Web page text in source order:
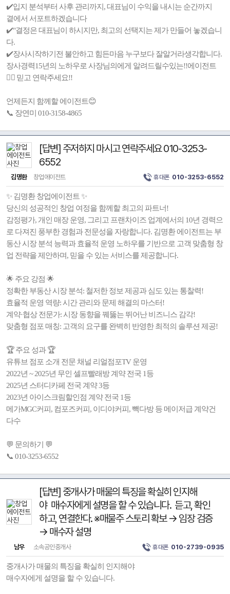
✔️입지 분석부터 사후 관리까지, 대표님이 수익을 내시는 순간까지
곁에서 서포트하겠습니다
✔️"결정은 대표님이 하시지만, 최고의 선택지는 제가 만들어 놓겠습니
다.
✔️장사시작하기전 불안하고 힘든마음 누구보다 잘알거라생각합니다.
장사경력15년의 노하우로 사장님의에게 알려드릴수있는!!에이전트
🙋‍♀️ 믿고 연락주세요!!
언제든지 함께할 에이전트😊
📞 장연미 010-3158-4865
[답변] 주저하지 마시고 연락주세요 010-3253-
6552
김명환 창업에이전트 휴대폰 010-3253-6552
✨ 김명환 창업에이전트 ✨
당신의 성공적인 창업 여정을 함께할 최고의 파트너!
감정평가, 개인 매장 운영, 그리고 프랜차이즈 업계에서의 10년 경력으
로 다져진 풍부한 경험과 전문성을 자랑합니다. 김명환 에이전트는 부
동산 시장 분석 능력과 효율적 운영 노하우를 기반으로 고객 맞춤형 창
업 전략을 제안하며, 믿을 수 있는 서비스를 제공합니다.
🌟 주요 강점 🌟
정확한 부동산 시장 분석: 철저한 정보 제공과 심도 있는 통찰력!
효율적 운영 역량: 시간 관리와 문제 해결의 마스터!
계약·협상 전문가: 시장 동향을 꿰뚫는 뛰어난 비즈니스 감각!
맞춤형 점포 매칭: 고객의 요구를 완벽히 반영한 최적의 솔루션 제공!
🏆 주요 성과 🏆
유튜브 점포 소개 전문 채널 리얼점포TV 운영
2022년 ~ 2025년 무인 셀프빨래방 계약 전국 1등
2025년 스터디카페 전국 계약 3등
2023년 아이스크림할인점 계약 전국 1등
메가MGC커피, 컴포즈커피, 이디야커피, 빽다방 등 메이저급 계약건
다수
💬 문의하기 💬
📞 010-3253-6552
[답변] 중개사가 매물의 특징을 확실히 인지해
야 매수자에게 설명을 할 수 있습니다. 듣고, 확인
하고, 연결한다. ※매물주 스토리 확보 → 임장 검증
→ 매수자 설명
남우 소속공인중개사 휴대폰 010-2739-0935
중개사가 매물의 특징을 확실히 인지해야
매수자에게 설명을 할 수 있습니다.